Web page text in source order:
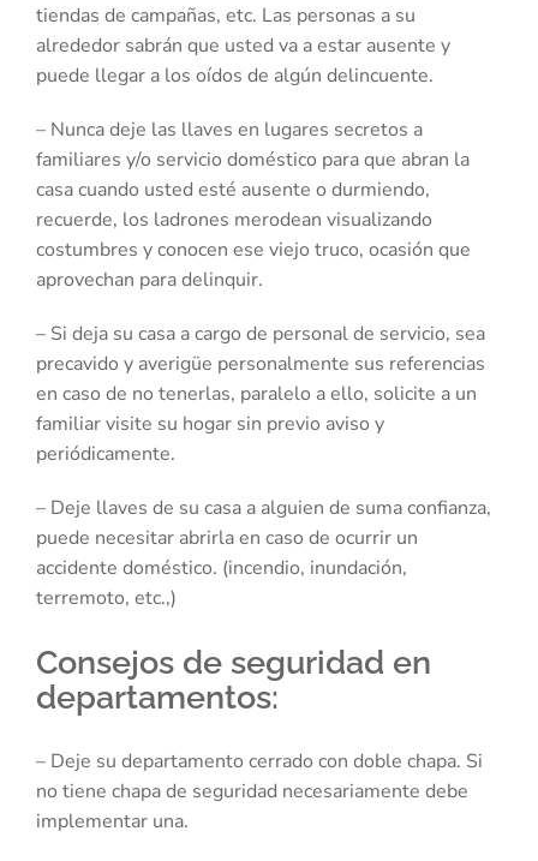
tiendas de campañas, etc. Las personas a su
alrededor sabrán que usted va a estar ausente y
puede llegar a los oídos de algún delincuente.
– Nunca deje las llaves en lugares secretos a
familiares y/o servicio doméstico para que abran la
casa cuando usted esté ausente o durmiendo,
recuerde, los ladrones merodean visualizando
costumbres y conocen ese viejo truco, ocasión que
aprovechan para delinquir.
– Si deja su casa a cargo de personal de servicio, sea
precavido y averigüe personalmente sus referencias
en caso de no tenerlas, paralelo a ello, solicite a un
familiar visite su hogar sin previo aviso y
periódicamente.
– Deje llaves de su casa a alguien de suma confianza,
puede necesitar abrirla en caso de ocurrir un
accidente doméstico. (incendio, inundación,
terremoto, etc.,)
Consejos de seguridad en
departamentos:
– Deje su departamento cerrado con doble chapa. Si
no tiene chapa de seguridad necesariamente debe
implementar una.